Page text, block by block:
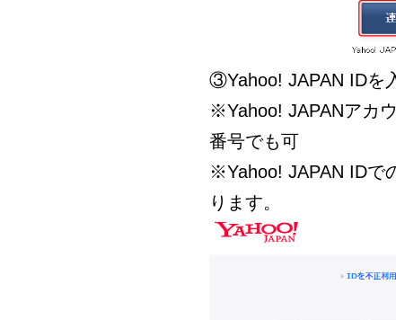
③Yahoo! JAPAN IDを
※Yahoo! JAPANアカ
番号でも可
※Yahoo! JAPAN IDで
ります。